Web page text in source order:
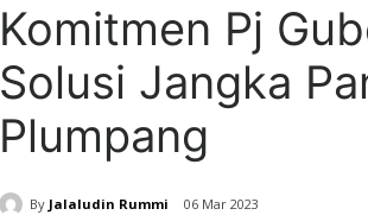
Komitmen Pj
Solusi Jangka
Plumpang
By Jalaludin Rummi 06 Mar 2023